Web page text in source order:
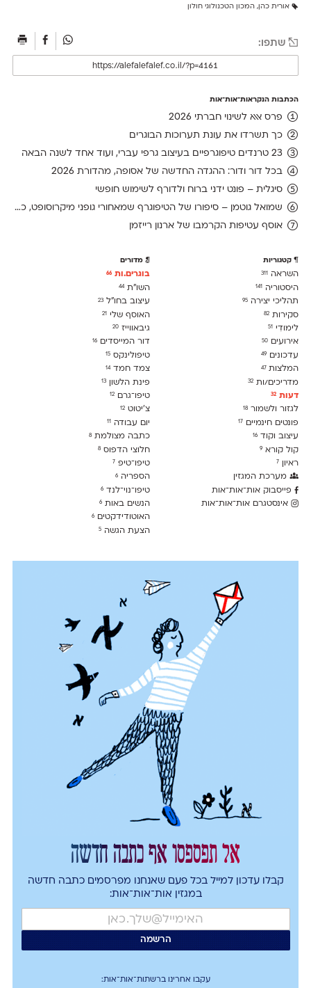
אורית כהן , המכון הטכנולוגי חולון
שתפו:
הכתבות הנקראות־אות־אות
פרס אאא לשינוי חברתי 2026
כך תשרדו את עונת תערוכות הבוגרים
23 טרנדים טיפוגרפיים בעיצוב גרפי עברי, ועוד אחד לשנה הבאה
בכל דור ודור: ההגדה החדשה של אסופה, מהדורת 2026
סיגלית – פונט ידני ברוח ולדורף לשימוש חופשי
שמואל גוטמן – סיפורו של הטיפוגרף שמאחורי גופני מיקרוסופט, כפי שנחשף בארכיון של נינתו
אוסף עטיפות הקרמבו של ארנון רייזמן
קטגוריות
השראה 311
היסטוריה 141
תהליכי יצירה 95
סקירות 82
לימודִי 51
אירועים 50
עדכונים 49
המלצות47
מדריכים/ות 32
דעות 32
לגזור ולשמור 18
פונטים חינמיים 17
עיצוב וקוד 16
קול קורא 9
ראיון 7
מערכת המגזין
פייסבוק אות־אות־אות
אינסטגרם אות־אות־אות
מדורים
בוגרים.ות66
השו״ת44
עיצוב בחו"ל23
האוסף שלי21
גיבאווייז20
דור המייסדים16
טיפולינקס15
צמד חמד14
פינת הלשון13
טיפו־גרם12
צ׳יטוט12
יום עבודה11
כתבה מצולמת8
חלוצי הדפוס8
טיפו־טיפ7
הספריה6
טיפו־נוי־לנד6
הנשים באות6
האוטודידקטים6
הצעת הגשה5
אל תפספסו אף כתבה חדשה
קבלו עדכון למייל בכל פעם שאנחנו מפרסמים כתבה חדשה
במגזין אות־אות־אות:
עקבו אחרינו ברשתות־אות־אות: